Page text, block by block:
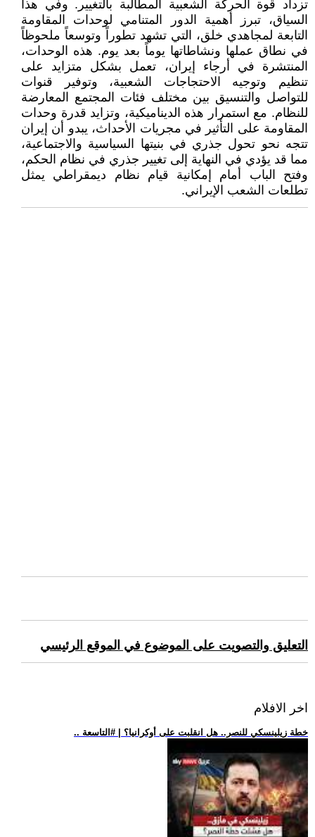
تزداد قوة الحركة الشعبية المطالبة بالتغيير. وفي هذا
السياق، تبرز أهمية الدور المتنامي لوحدات المقاومة
التابعة لمجاهدي خلق، التي تشهد تطوراً وتوسعاً ملحوظاً
في نطاق عملها ونشاطاتها يوماً بعد يوم. هذه الوحدات،
المنتشرة في أرجاء إيران، تعمل بشكل متزايد على
تنظيم وتوجيه الاحتجاجات الشعبية، وتوفير قنوات
للتواصل والتنسيق بين مختلف فئات المجتمع المعارضة
للنظام. مع استمرار هذه الديناميكية، وتزايد قدرة وحدات
المقاومة على التأثير في مجريات الأحداث، يبدو أن إيران
تتجه نحو تحول جذري في بنيتها السياسية والاجتماعية،
مما قد يؤدي في النهاية إلى تغيير جذري في نظام الحكم،
وفتح الباب أمام إمكانية قيام نظام ديمقراطي يمثل
تطلعات الشعب الإيراني.
التعليق والتصويت على الموضوع في الموقع الرئيسي
اخر الافلام
.. خطة زيلينسكي للنصر.. هل انقلبت على أوكرانيا؟ | #التاسعة